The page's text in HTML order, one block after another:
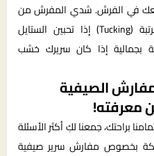
في الفرش. شدي المفرش من
الجوانب ودخلي الأطراف تحت المرتبة (Tucking) إذا تحبين الستايل
بجمالية إذا كان سريرك خشب
الصيفية
معرفته!
براحتك، جمعنا لكِ أكثر الأسئلة
بخصوص مفارش سرير صيفية